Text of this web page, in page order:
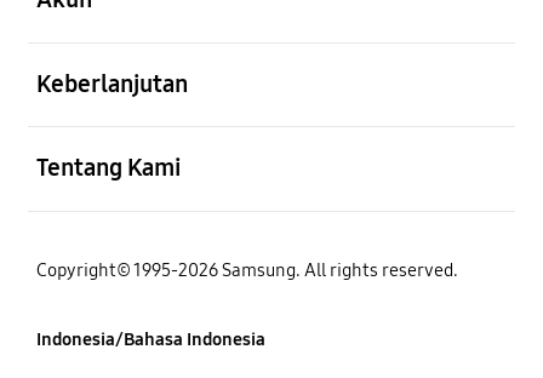
Keberlanjutan
Tentang Kami
Copyright© 1995-2026 Samsung. All rights reserved.
Indonesia/Bahasa Indonesia